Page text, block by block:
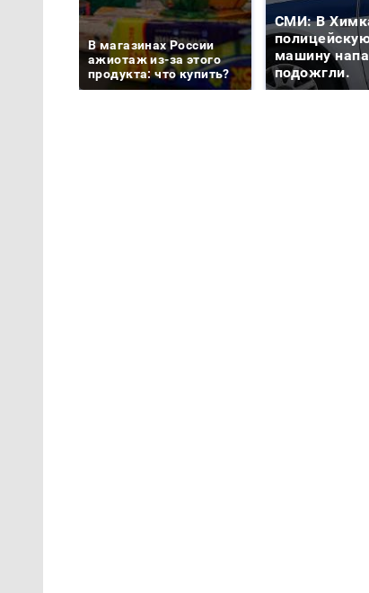
В магазинах России
ажиотаж из-за этого
продукта: что купить?
СМИ: В
машину
подожгли.